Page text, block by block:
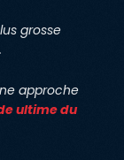
grosse
approche
ultime du